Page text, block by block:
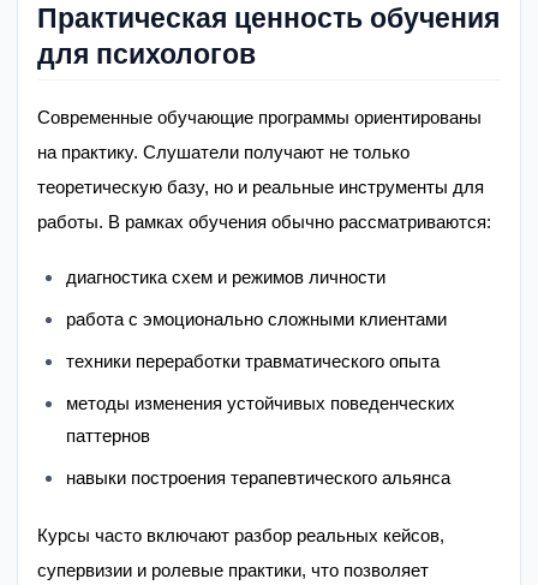
Практическая ценность обучения
для психологов
Современные обучающие программы ориентированы
на практику. Слушатели получают не только
теоретическую базу, но и реальные инструменты для
работы. В рамках обучения обычно рассматриваются:
диагностика схем и режимов личности
работа с эмоционально сложными клиентами
техники переработки травматического опыта
методы изменения устойчивых поведенческих
паттернов
навыки построения терапевтического альянса
Курсы часто включают разбор реальных кейсов,
супервизии и ролевые практики, что позволяет